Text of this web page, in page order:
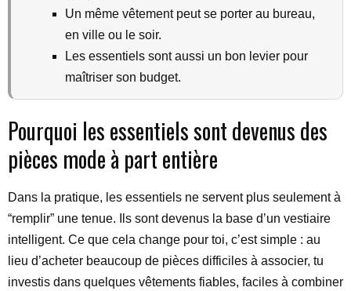
Un même vêtement peut se porter au bureau,
en ville ou le soir.
Les essentiels sont aussi un bon levier pour
maîtriser son budget.
Pourquoi les essentiels sont devenus des
pièces mode à part entière
Dans la pratique, les essentiels ne servent plus seulement à
“remplir” une tenue. Ils sont devenus la base d’un vestiaire
intelligent. Ce que cela change pour toi, c’est simple : au
lieu d’acheter beaucoup de pièces difficiles à associer, tu
investis dans quelques vêtements fiables, faciles à combiner